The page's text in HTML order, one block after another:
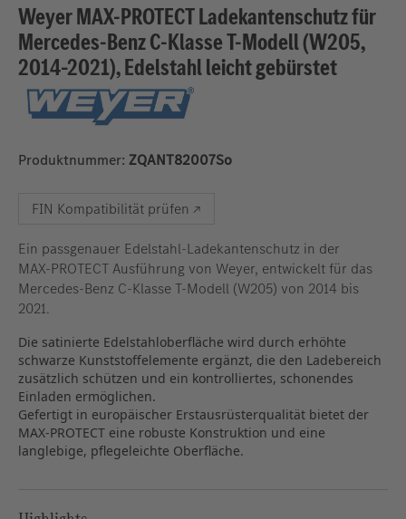
Weyer MAX‑PROTECT Ladekantenschutz für
Mercedes‑Benz C‑Klasse T‑Modell (W205,
2014–2021), Edelstahl leicht gebürstet
Produktnummer: ZQANT82007So
FIN Kompatibilität prüfen ↗
Ein passgenauer Edelstahl‑Ladekantenschutz in der
MAX‑PROTECT Ausführung von Weyer, entwickelt für das
Mercedes‑Benz C‑Klasse T‑Modell (W205) von 2014 bis
2021.
Die satinierte Edelstahloberfläche wird durch erhöhte
schwarze Kunststoffelemente ergänzt, die den Ladebereich
zusätzlich schützen und ein kontrolliertes, schonendes
Einladen ermöglichen.
Gefertigt in europäischer Erstausrüsterqualität bietet der
MAX‑PROTECT eine robuste Konstruktion und eine
langlebige, pflegeleichte Oberfläche.